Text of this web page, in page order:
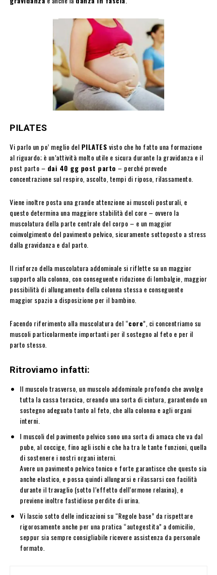
PILATES
Vi parlo un po’ meglio del PILATES visto che ho fatto una formazione
al riguardo; è un’attività molto utile e sicura durante la gravidanza e il
post parto – dai 40 gg post parto – perché prevede
concentrazione sul respiro, ascolto, tempi di riposo, rilassamento.
Viene inoltre posta una grande attenzione ai muscoli posturali, e
questo determina una maggiore stabilità del core – ovvero la
muscolatura della parte centrale del corpo – e un maggior
coinvolgimento del pavimento pelvico, sicuramente sottoposto a stress
dalla gravidanza e dal parto.
Il rinforzo della muscolatura addominale si riflette su un maggior
supporto alla colonna, con conseguente riduzione di lombalgie, maggior
possibilità di allungamento della colonna stessa e conseguente
maggior spazio a disposizione per il bambino.
Facendo riferimento alla muscolatura del “core”, ci concentriamo su
muscoli particolarmente importanti per il sostegno al feto e per il
parto stesso.
Ritroviamo infatti:
Il muscolo trasverso, un muscolo addominale profondo che avvolge
tutta la cassa toracica, creando una sorta di cintura, garantendo un
sostegno adeguato tanto al feto, che alla colonna e agli organi
interni.
I muscoli del pavimento pelvico sono una sorta di amaca che va dal
pube, al coccige, fino agli ischi e che ha tra le tante funzioni, quella
di sostenere i nostri organi interni.
Avere un pavimento pelvico tonico e forte garantisce che questo sia
anche elastico, e possa quindi allungarsi e rilassarsi con facilità
durante il travaglio (sotto l’effetto dell’ormone relaxina), e
previene inoltre fastidiose perdite di urina.
Vi lascio sotto delle indicazioni su “Regole base” da rispettare
rigorosamente anche per una pratica “autogestita” a domicilio,
seppur sia sempre consigliabile ricevere assistenza da personale
formato.